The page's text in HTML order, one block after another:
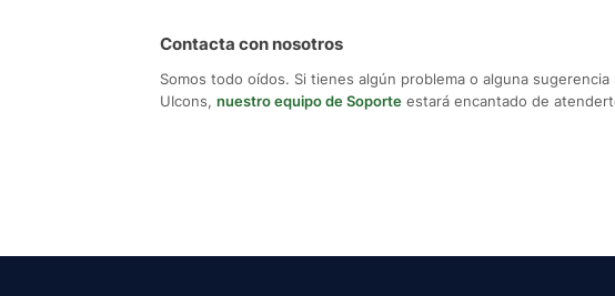
Contacta con nosotros
Somos todo oídos. Si tienes algún problema o alguna
UIcons, nuestro equipo de Soporte estará encantado de